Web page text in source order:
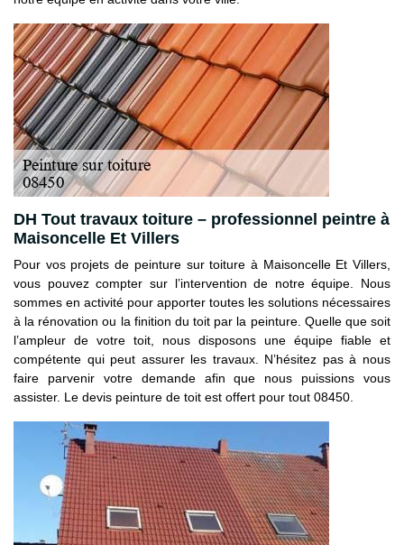
DH Tout travaux toiture – professionnel peintre à
Maisoncelle Et Villers
Pour vos projets de peinture sur toiture à Maisoncelle Et Villers,
vous pouvez compter sur l’intervention de notre équipe. Nous
sommes en activité pour apporter toutes les solutions nécessaires
à la rénovation ou la finition du toit par la peinture. Quelle que soit
l’ampleur de votre toit, nous disposons une équipe fiable et
compétente qui peut assurer les travaux. N’hésitez pas à nous
faire parvenir votre demande afin que nous puissions vous
assister. Le devis peinture de toit est offert pour tout 08450.